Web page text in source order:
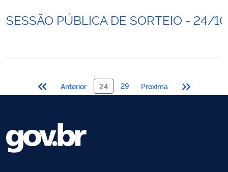
SESSÃO PÚBLICA DE SORTEIO - 24/
Anterior 24 29 Proxima